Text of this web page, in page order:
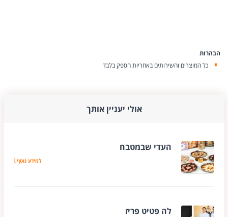
הבהרות
כל המוצרים והשירותים באחריות הספק בלבד
אולי יעניין אותך
העדי שבמטבח
העדי שבמטבח
למידע נוסף
לה פטיט פריז